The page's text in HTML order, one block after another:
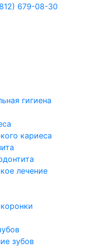
679-08-30
гигиена
кариеса
лечение
зубов